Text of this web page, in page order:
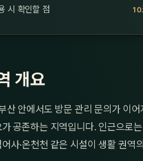
시 확인할 점
개요
산 안에서도 방문 관리 문의가 이
공존하는 지역입니다. 인근으로
사·온천천 같은 시설이 생활 권역